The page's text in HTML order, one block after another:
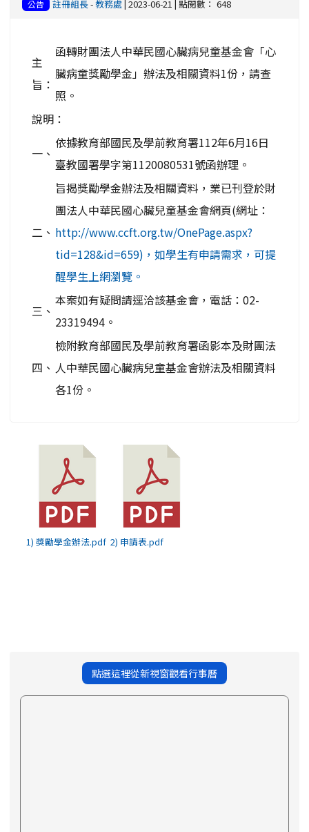
公告 註冊組長-教務處 | 2023-06-21 | 點閱數： 648
主
旨：
函轉財團法人中華民國心臟病兒童基金會「心
臟病童獎勵學金」辦法及相關資料1份，請查
照。
說明：
一、
依據教育部國民及學前教育署112年6月16日
臺教國署學字第1120080531號函辦理。
二、
旨揭獎勵學金辦法及相關資料，業已刊登於財
團法人中華民國心臟兒童基金會網頁(網址：
http://www.ccft.org.tw/OnePage.aspx?
tid=128&id=659)，如學生有申請需求，可提
醒學生上網瀏覽。
三、
本案如有疑問請逕洽該基金會，電話：02-
23319494。
四、
檢附教育部國民及學前教育署函影本及財團法
人中華民國心臟病兒童基金會辦法及相關資料
各1份。
1) 獎勵學金辦法.pdf 2) 申請表.pdf
點選這裡從新視窗觀看行事曆